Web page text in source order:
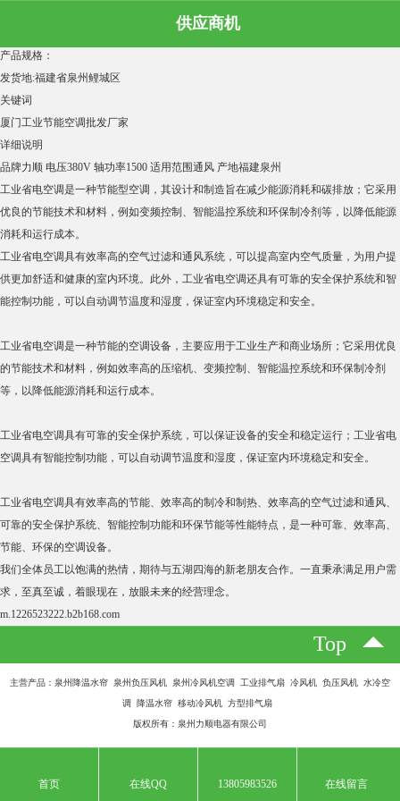
供应商机
产品规格：
发货地:福建省泉州鲤城区
关键词
厦门工业节能空调批发厂家
详细说明
品牌力顺 电压380V 轴功率1500 适用范围通风 产地福建泉州
工业省电空调是一种节能型空调，其设计和制造旨在减少能源消耗和碳排放；它采用
优良的节能技术和材料，例如变频控制、智能温控系统和环保制冷剂等，以降低能源
消耗和运行成本。
工业省电空调具有效率高的空气过滤和通风系统，可以提高室内空气质量，为用户提
供更加舒适和健康的室内环境。此外，工业省电空调还具有可靠的安全保护系统和智
能控制功能，可以自动调节温度和湿度，保证室内环境稳定和安全。
工业省电空调是一种节能的空调设备，主要应用于工业生产和商业场所；它采用优良
的节能技术和材料，例如效率高的压缩机、变频控制、智能温控系统和环保制冷剂
等，以降低能源消耗和运行成本。
工业省电空调具有可靠的安全保护系统，可以保证设备的安全和稳定运行；工业省电
空调具有智能控制功能，可以自动调节温度和湿度，保证室内环境稳定和安全。
工业省电空调具有效率高的节能、效率高的制冷和制热、效率高的空气过滤和通风、
可靠的安全保护系统、智能控制功能和环保节能等性能特点，是一种可靠、效率高、
节能、环保的空调设备。
我们全体员工以饱满的热情，期待与五湖四海的新老朋友合作。一直秉承满足用户需
求，至真至诚，着眼现在，放眼未来的经营理念。
m.1226523222.b2b168.com
Top
主营产品：泉州降温水帘 泉州负压风机 泉州冷风机空调 工业排气扇 冷风机 负压风机 水冷空
调 降温水帘 移动冷风机 方型排气扇
版权所有：泉州力顺电器有限公司
首页 在线QQ 13805983526 在线留言